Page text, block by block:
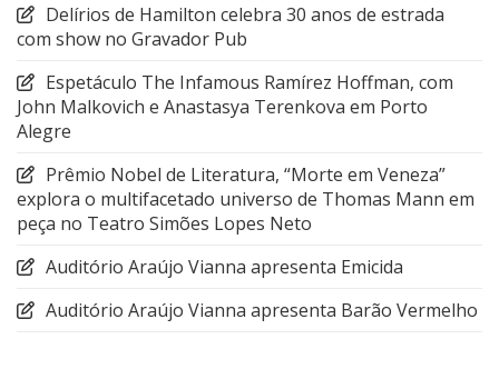
Delírios de Hamilton celebra 30 anos de estrada
com show no Gravador Pub
Espetáculo The Infamous Ramírez Hoffman, com
John Malkovich e Anastasya Terenkova em Porto
Alegre
Prêmio Nobel de Literatura, “Morte em Veneza”
explora o multifacetado universo de Thomas Mann em
peça no Teatro Simões Lopes Neto
Auditório Araújo Vianna apresenta Emicida
Auditório Araújo Vianna apresenta Barão Vermelho